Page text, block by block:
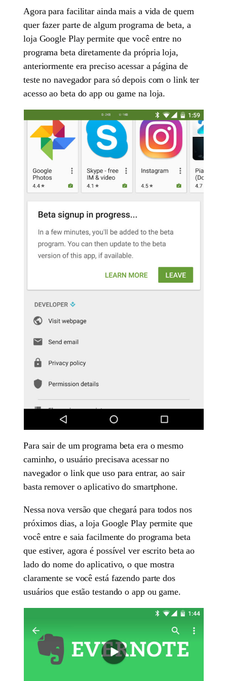
Agora para facilitar ainda mais a vida de quem
quer fazer parte de algum programa de beta, a
loja Google Play permite que você entre no
programa beta diretamente da própria loja,
anteriormente era preciso acessar a página de
teste no navegador para só depois com o link ter
acesso ao beta do app ou game na loja.
Para sair de um programa beta era o mesmo
caminho, o usuário precisava acessar no
navegador o link que uso para entrar, ao sair
basta remover o aplicativo do smartphone.
Nessa nova versão que chegará para todos nos
próximos dias, a loja Google Play permite que
você entre e saia facilmente do programa beta
que estiver, agora é possível ver escrito beta ao
lado do nome do aplicativo, o que mostra
claramente se você está fazendo parte dos
usuários que estão testando o app ou game.